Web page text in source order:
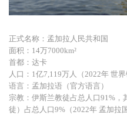
正式名称：孟加拉人民共和国
面积：14万7000km²
首都：达卡
人口：1亿7,119万人（2022年 世界
语言：孟加拉语（官方语言）
宗教：伊斯兰教徒占总人口91%
徒）占总人口9%（2022年 孟加拉